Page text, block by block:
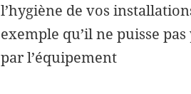
l’hygiène de vos
exemple qu’il ne puisse
par l’équipement